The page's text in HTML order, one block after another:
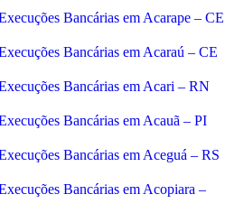
Bancárias em Acarape – CE
Bancárias em Acaraú – CE
Bancárias em Acari – RN
Bancárias em Acauã – PI
Bancárias em Aceguá – RS
Bancárias em Acopiara –